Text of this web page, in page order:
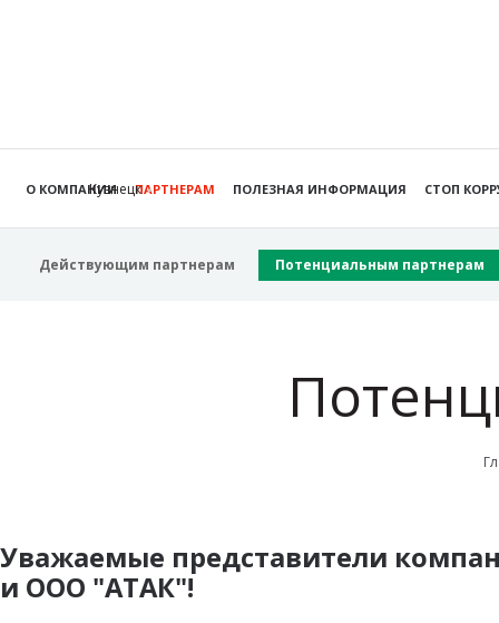
Кузнецк
О КОМПАНИИ ПАРТНЕРАМ ПОЛЕЗНАЯ ИНФОРМАЦИЯ СТОП
Действующим партнерам Потенциальным партнерам
Уважаемые представители
и ООО "АТАК"!